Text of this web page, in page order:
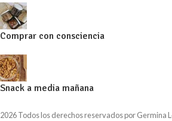
Comprar con consciencia
Snack a media mañana
2026 Todos los derechos reservados por Germina